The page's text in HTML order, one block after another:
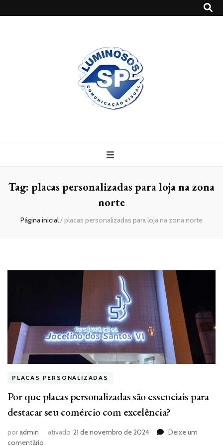
Tag: placas personalizadas para loja na zona
norte
Página inicial/ placas personalizadas para loja na zona norte
PLACAS PERSONALIZADAS
Por que placas personalizadas são essenciais para
destacar seu comércio com excelência?
poradmin ativado 21 de novembro de 2024
Deixe um
comentário